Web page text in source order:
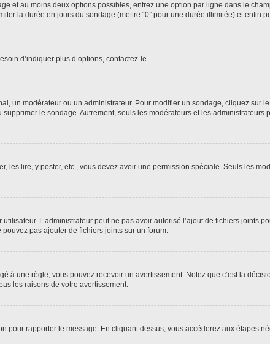
et au moins deux options possibles, entrez une option par ligne dans le
la durée en jours du sondage (mettre “0” pour une durée illimitée) et enfin
d’indiquer plus d’options, contactez-le.
un modérateur ou un administrateur. Pour modifier un sondage, cliquez sur
le sondage. Autrement, seuls les modérateurs et les
les lire, y poster, etc., vous devez avoir une permission spéciale. Seuls les
L’administrateur peut ne pas avoir autorisé l’ajout de fichiers joints
pas ajouter de fichiers joints sur un forum.
une règle, vous pouvez recevoir un avertissement. Notez que c’est la
les raisons de votre avertissement.
pour rapporter le message. En cliquant dessus, vous accéderez aux étapes